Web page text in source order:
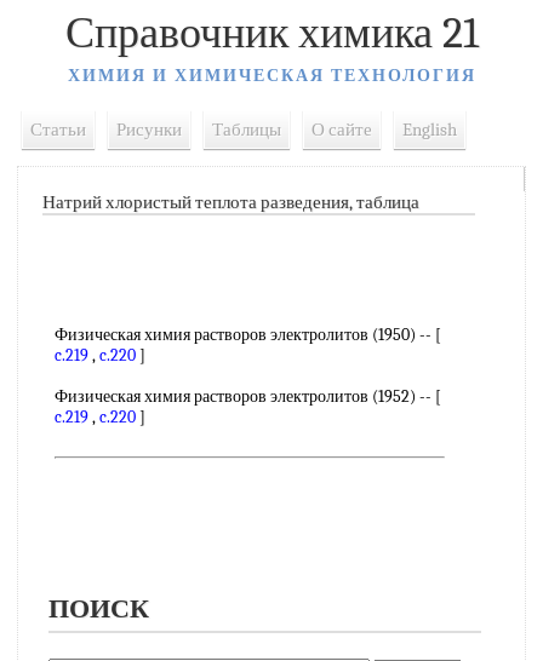
Справочник химика 21
ХИМИЯ И ХИМИЧЕСКАЯ ТЕХНОЛОГИЯ
Статьи Рисунки Таблицы О сайте English
Натрий хлористый теплота разведения, таблица
Физическая химия растворов электролитов (1950) -- [
c.219,c.220]
Физическая химия растворов электролитов (1952) -- [
c.219,c.220]
ПОИСК